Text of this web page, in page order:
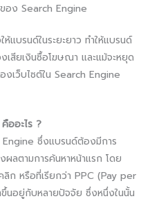
อง Search Engine
แบรนด์ในระยะยาว ทำให้แบรนด์
สียเงินซื้อโฆษณา และแม้จะหยุด
เว็บไซต์ใน Search Engine
ออะไร ?​
Engine ซึ่งแบรนด์ต้องมีการ
ลตามการค้นหาหน้าแรก โดย
ลิก หรือที่เรียกว่า PPC (Pay per
นอยู่กับหลายปัจจัย ซึ่งหนึ่งในนั้น